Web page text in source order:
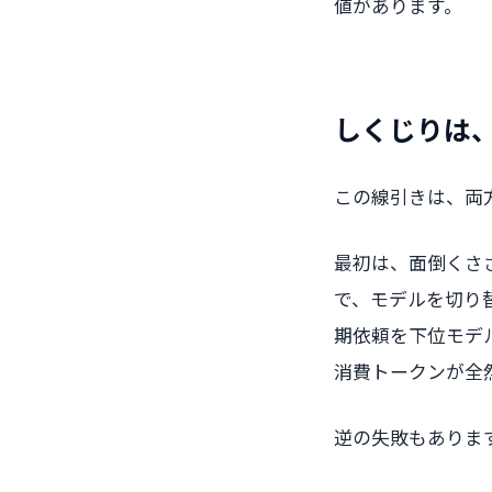
値があります。
しくじりは
この線引きは、両
最初は、面倒くさ
で、モデルを切り
期依頼を下位モデ
消費トークンが全
逆の失敗もありま